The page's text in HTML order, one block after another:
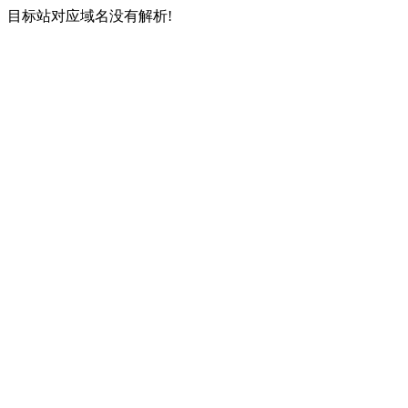
目标站对应域名没有解析!